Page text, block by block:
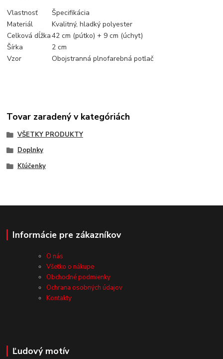
Vlastnosť
Špecifikácia
Materiál
Kvalitný, hladký polyester
Celková dĺžka42 cm (pútko) + 9 cm (úchyt)
Šírka
2 cm
Vzor
Obojstranná plnofarebná potlač
Tovar zaradený v kategóriách
VŠETKY PRODUKTY
Doplnky
Kľúčenky
Informácie pre zákazníkov
O nás
Všetko o nákupe
Obchodné podmienky
Ochrana osobných údajov
Kontakty
Ľudový motív